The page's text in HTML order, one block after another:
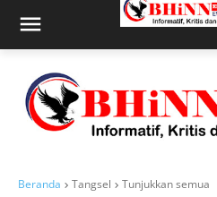
Beranda Tangsel Tunjukkan semua